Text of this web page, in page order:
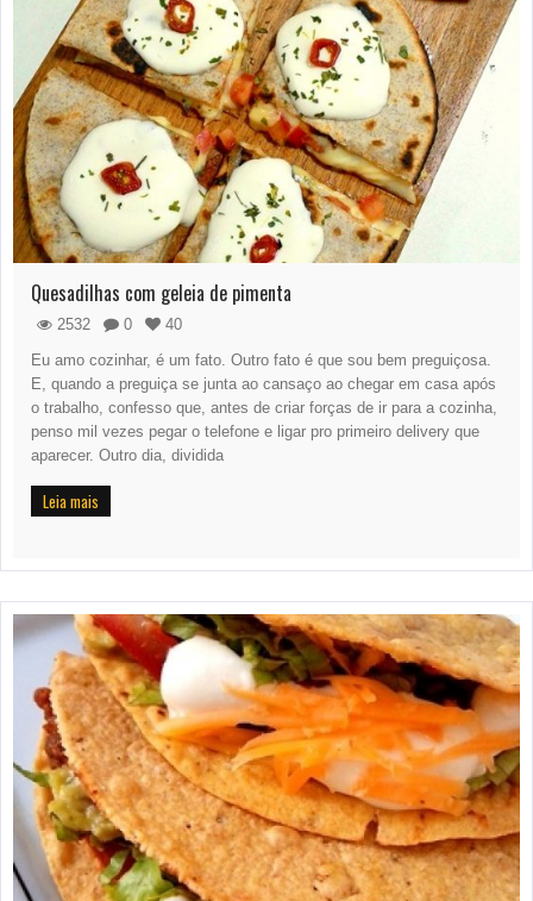
Quesadilhas com geleia de pimenta
2532 0
40
Eu amo cozinhar, é um fato. Outro fato é que sou bem preguiçosa.
E, quando a preguiça se junta ao cansaço ao chegar em casa após
o trabalho, confesso que, antes de criar forças de ir para a cozinha,
penso mil vezes pegar o telefone e ligar pro primeiro delivery que
aparecer. Outro dia, dividida
Leia mais